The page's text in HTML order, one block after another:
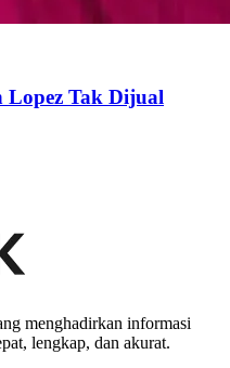
Lopez Tak Dijual
menghadirkan informasi
lengkap, dan akurat.